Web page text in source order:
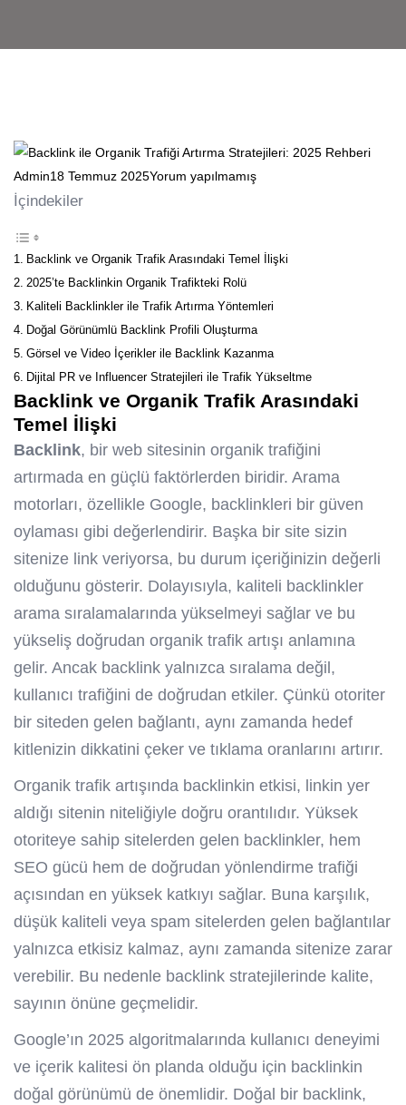
Admin18 Temmuz 2025Yorum yapılmamış
İçindekiler
Backlink ve Organik Trafik Arasındaki Temel İlişki
2025’te Backlinkin Organik Trafikteki Rolü
Kaliteli Backlinkler ile Trafik Artırma Yöntemleri
Doğal Görünümlü Backlink Profili Oluşturma
Görsel ve Video İçerikler ile Backlink Kazanma
Dijital PR ve Influencer Stratejileri ile Trafik Yükseltme
Backlink ve Organik Trafik Arasındaki
Temel İlişki
Backlink, bir web sitesinin organik trafiğini
artırmada en güçlü faktörlerden biridir. Arama
motorları, özellikle Google, backlinkleri bir güven
oylaması gibi değerlendirir. Başka bir site sizin
sitenize link veriyorsa, bu durum içeriğinizin değerli
olduğunu gösterir. Dolayısıyla, kaliteli backlinkler
arama sıralamalarında yükselmeyi sağlar ve bu
yükseliş doğrudan organik trafik artışı anlamına
gelir. Ancak backlink yalnızca sıralama değil,
kullanıcı trafiğini de doğrudan etkiler. Çünkü otoriter
bir siteden gelen bağlantı, aynı zamanda hedef
kitlenizin dikkatini çeker ve tıklama oranlarını artırır.
Organik trafik artışında backlinkin etkisi, linkin yer
aldığı sitenin niteliğiyle doğru orantılıdır. Yüksek
otoriteye sahip sitelerden gelen backlinkler, hem
SEO gücü hem de doğrudan yönlendirme trafiği
açısından en yüksek katkıyı sağlar. Buna karşılık,
düşük kaliteli veya spam sitelerden gelen bağlantılar
yalnızca etkisiz kalmaz, aynı zamanda sitenize zarar
verebilir. Bu nedenle backlink stratejilerinde kalite,
sayının önüne geçmelidir.
Google’ın 2025 algoritmalarında kullanıcı deneyimi
ve içerik kalitesi ön planda olduğu için backlinkin
doğal görünümü de önemlidir. Doğal bir backlink,